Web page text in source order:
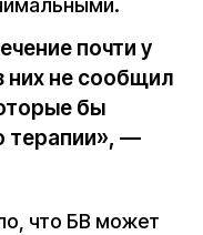
почти у
них не сообщил
бы
терапии», —
что БВ может